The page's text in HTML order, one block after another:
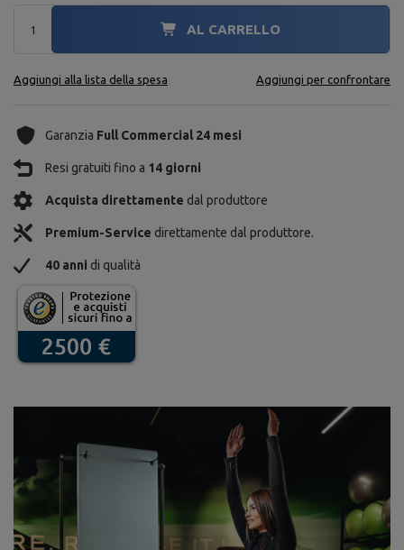
AL CARRELLO
Aggiungi alla lista della spesa Aggiungi per confrontare
Garanzia Full Commercial 24 mesi
Resi gratuiti fino a 14 giorni
Acquista direttamente dal produttore
Premium-Service direttamente dal produttore.
40 anni di qualità